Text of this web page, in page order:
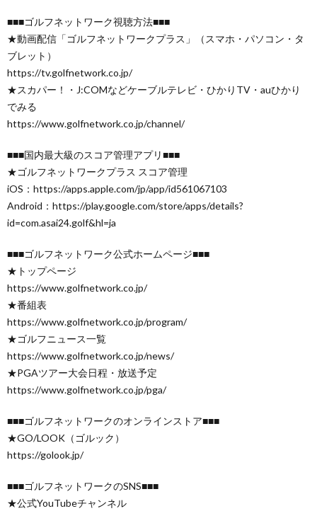
■■■ゴルフネットワーク視聴方法■■■
★動画配信「ゴルフネットワークプラス」（スマホ・パソコン・タ
ブレット）
https://tv.golfnetwork.co.jp/
★スカパー！・J:COMなどケーブルテレビ・ひかりTV・auひかり
でみる
https://www.golfnetwork.co.jp/channel/
■■■国内最大級のスコア管理アプリ■■■
★ゴルフネットワークプラス スコア管理
iOS：https://apps.apple.com/jp/app/id561067103
Android：https://play.google.com/store/apps/details?
id=com.asai24.golf&hl=ja
■■■ゴルフネットワーク公式ホームページ■■■
★トップページ
https://www.golfnetwork.co.jp/
★番組表
https://www.golfnetwork.co.jp/program/
★ゴルフニュース一覧
https://www.golfnetwork.co.jp/news/
★PGAツアー大会日程・放送予定
https://www.golfnetwork.co.jp/pga/
■■■ゴルフネットワークのオンラインストア■■■
★GO/LOOK（ゴルック）
https://golook.jp/
■■■ゴルフネットワークのSNS■■■
★公式YouTubeチャンネル